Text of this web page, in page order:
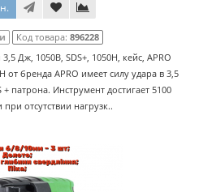
Код товара: 896228
Дж, 1050В, SDS+, 1050H, кейс, APRO
бренда APRO имеет силу удара в 3,5
патрона. Инструмент достигает 5100
отсутствии нагрузк..